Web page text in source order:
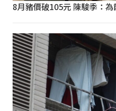
8月豬價破105元 陳駿季：